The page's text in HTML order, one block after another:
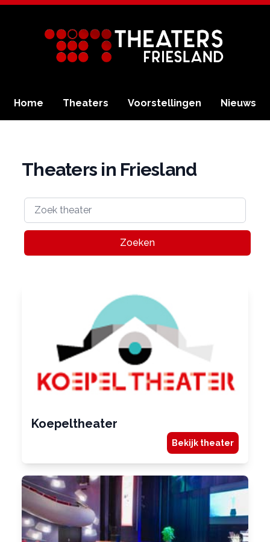
Home Theaters Voorstellingen Nieuws
Theaters in Friesland
Zoeken
Koepeltheater
Bekijk theater